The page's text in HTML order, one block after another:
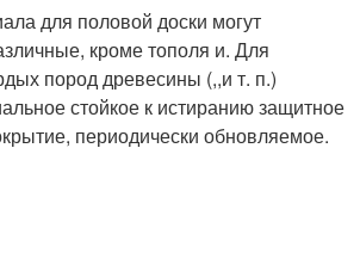
для половой доски могут
кроме тополя и. Для
пород древесины (,,и т. п.)
стойкое к истиранию защитное
периодически обновляемое.